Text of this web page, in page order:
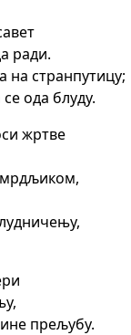
ради.
на странпутицу;
ода блуду.
жртве
прељубу.